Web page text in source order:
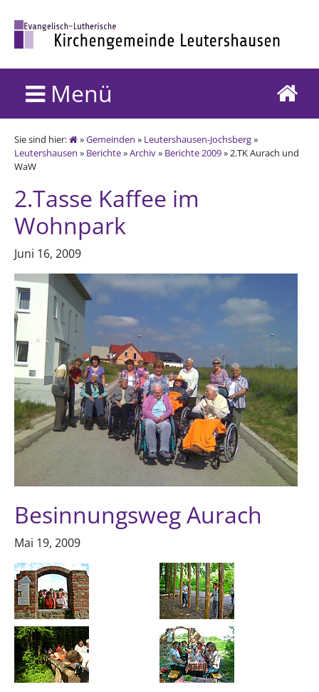
Menü
Sie sind hier: »Gemeinden » Leutershausen-Jochsberg»
Leutershausen » Berichte»Archiv» Berichte 2009» 2.TK Aurach und
WaW
2.Tasse Kaffee im
Wohnpark
Juni 16, 2009
Besinnungsweg Aurach
Mai 19, 2009